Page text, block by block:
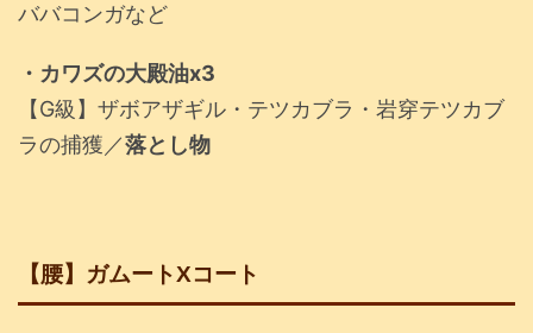
ババコンガなど
・カワズの大殿油x3
【G級】ザボアザギル・テツカブラ・岩穿テツカブ
ラの捕獲／落とし物
【腰】ガムートXコート